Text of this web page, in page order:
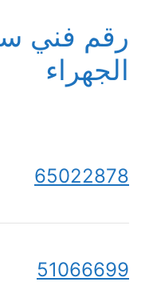
رقم فني
الجهراء
65022878
51066699